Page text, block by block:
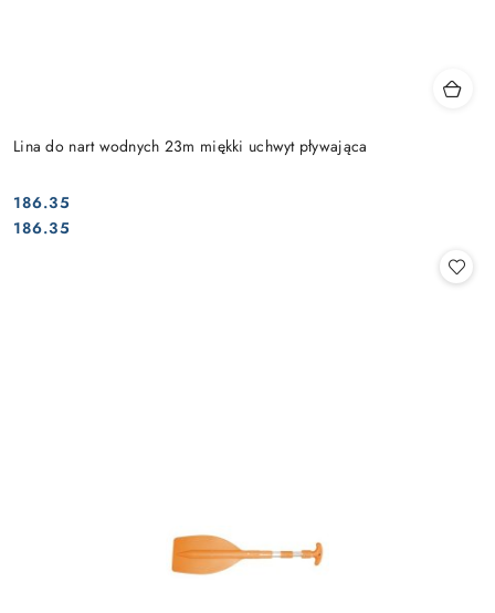
Lina do nart wodnych 23m miękki uchwyt pływająca
Cena:
186.35
Cena:
186.35